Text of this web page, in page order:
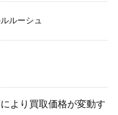
ルーシュ
より買取価格が変動す